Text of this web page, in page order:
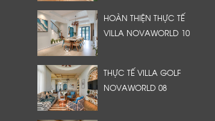
HOÀN THIỆN THỰC TẾ
VILLA NOVAWORLD 10
THỰC TẾ VILLA GOLF
NOVAWORLD 08